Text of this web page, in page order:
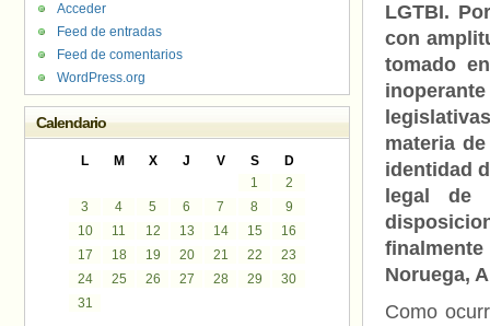
LGTBI.
con
tomado
materia
identidad
legal de
Noruega,
Como
Acceder
Feed de entradas
Feed de comentarios
WordPress.org
Calendario
L M X J V S
D
1
2
3
4 5 6 7 8
9
10
11 12 13 14 15
16
17
18 19 20 21 22
23
24
25 26 27 28 29
30
31